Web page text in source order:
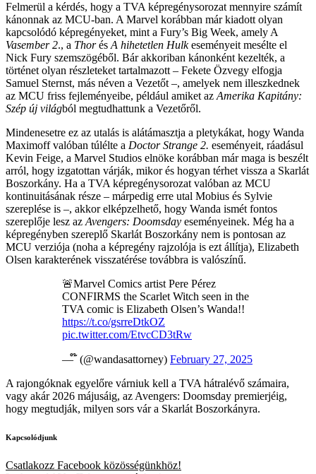
Felmerül a kérdés, hogy a TVA képregénysorozat mennyire számít
kánonnak az MCU-ban. A Marvel korábban már kiadott olyan
kapcsolódó képregényeket, mint a Fury’s Big Week, amely A
Vasember 2., a ThorésA hihetetlen Hulkeseményeit mesélte el
Nick Fury szemszögéből. Bár akkoriban kánonként kezelték, a
történet olyan részleteket tartalmazott – Fekete Özvegy elfogja
Samuel Sternst, más néven a Vezetőt –, amelyek nem illeszkednek
az MCU friss fejleményeibe, például amiket azAmerika Kapitány:
Szép új világból megtudhattunk a Vezetőről.
Mindenesetre ez az utalás is alátámasztja a pletykákat, hogy Wanda
Maximoff valóban túlélte a Doctor Strange 2. eseményeit, ráadásul
Kevin Feige, a Marvel Studios elnöke korábban már maga is beszélt
arról, hogy izgatottan várják, mikor és hogyan térhet vissza a Skarlát
Boszorkány. Ha a TVA képregénysorozat valóban az MCU
kontinuitásának része – márpedig erre utal Mobius és Sylvie
szereplése is –, akkor elképzelhető, hogy Wanda ismét fontos
szereplője lesz azAvengers: Doomsday eseményeinek. Még ha a
képregényben szereplő Skarlát Boszorkány nem is pontosan az
MCU verziója (noha a képregény rajzolója is ezt állítja), Elizabeth
Olsen karakterének visszatérése továbbra is valószínű.
🚨Marvel Comics artist Pere Pérez
CONFIRMS the Scarlet Witch seen in the
TVA comic is Elizabeth Olsen’s Wanda!!
https://t.co/gsrreDtkOZ
pic.twitter.com/EtvcCD3tRw
— ໊ (@wandasattorney) February 27, 2025
A rajongóknak egyelőre várniuk kell a TVA hátralévő számaira,
vagy akár 2026 májusáig, az Avengers: Doomsday premierjéig,
hogy megtudják, milyen sors vár a Skarlát Boszorkányra.
Kapcsolódjunk
Csatlakozz Facebook közösségünkhöz!